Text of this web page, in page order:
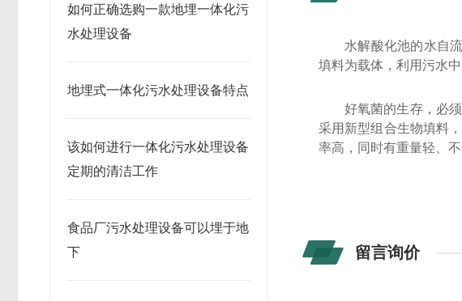
如何正确选购一款地埋一体化污
水处理设备
地埋式一体化污水处理设备特点
该如何进行一体化污水处理设备
定期的清洁工作
食品厂污水处理设备可以埋于地
下
水解酸化池的水自
填料为载体，利用污水
好氧菌的生存，必
采用新型组合生物填料
率高，同时有重量轻、
留言询价